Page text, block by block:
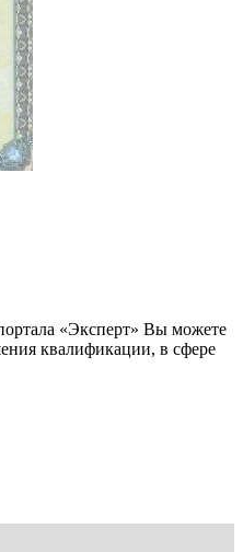
«Эксперт» Вы можете
квалификации, в сфере